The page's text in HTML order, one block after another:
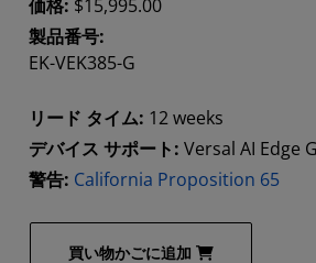
価格: $15,995.00
製品番号:
EK-VEK385-G
リード タイム: 12 weeks
デバイス サポート: Versal AI Edge
警告: California Proposition 65
買い物かごに追加